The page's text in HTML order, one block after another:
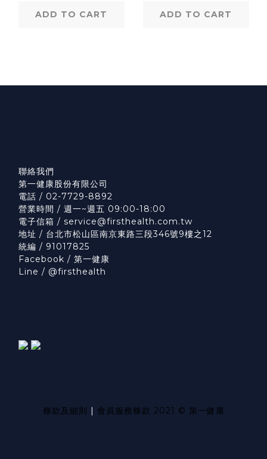
ADD TO CART ADD TO CART
聯絡我們
第一健康股份有限公司
電話 / 02-7729-8892
營業時間 / 週一~週五 09:00-18:00
電子信箱 / service@firsthealth.com.tw
地址 / 台北市松山區南京東路三段346號9樓之12
統編 / 91017825
Facebook / 第一健康
Line / @firsthealth
條款及細則 | 會員服務條款 2021 © 第一健康